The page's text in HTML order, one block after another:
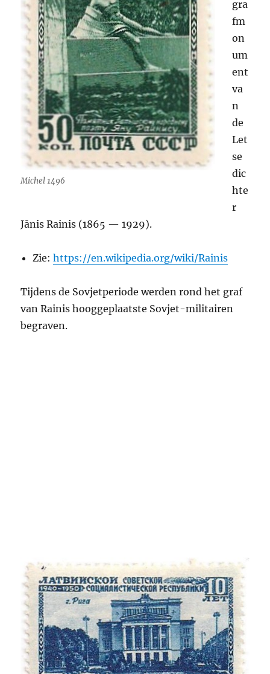
Michel 1496
gra
fm
on
um
ent
va
n
de
Let
se
dic
hte
r
Jānis Rainis (1865 — 1929).
Zie:https://en.wikipedia.org/wiki/Rainis
Tijdens de Sovjetperiode werden rond het graf
van Rainis hooggeplaatste Sovjet-militairen
begraven.